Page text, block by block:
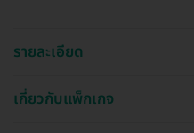
รายละเอียด
เกี่ยวกับแพ็กเกจ